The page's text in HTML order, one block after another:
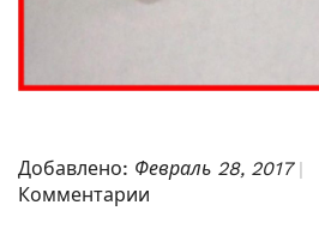
Добавлено: Февраль 28, 2017
Комментарии